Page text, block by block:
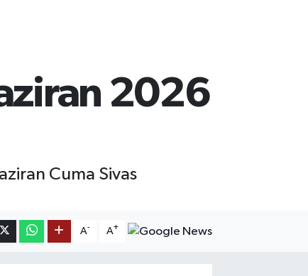
2026
Cuma Sivas
A- A+